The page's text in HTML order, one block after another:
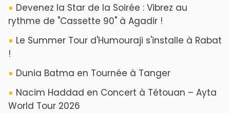
ABOUT US
Proposer votre article